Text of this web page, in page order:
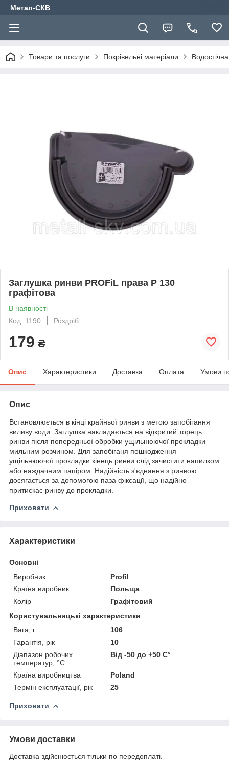
Метал-СКВ
Товари та послуги Покрівельні матеріали
Заглушка ринви PROFiL права Р 130
графітова
В наявності
Код: 1190
Роздріб
179 ₴
Опис Характеристики Доставка Оплата Умови
Опис
Встановлюється в кінці крайньої ринви з метою запобігання
виливу води. Заглушка накладається на відкритий торець
ринви після попередньої обробки ущільнюючої прокладки
мильним розчином. Для запобіганя пошкодження
ущільнюючої прокладки кінець ринви слід зачистити напилком
або наждачним папіром. Надійність з'єднання з ринвою
досягається за допомогою паза фіксації, що надійно
притискає ринву до прокладки.
Приховати
Характеристики
Основні
Виробник
Profil
Країна виробник
Польща
Колір
Графітовий
Користувальницькі характеристики
Вага, г
106
Гарантія, рік
10
Діапазон робочих
температур, °С
Від -50 до +50 С°
Країна виробництва
Poland
Термін експлуатації, рік
25
Приховати
Умови доставки
Доставка здійснюється тільки по передоплаті.